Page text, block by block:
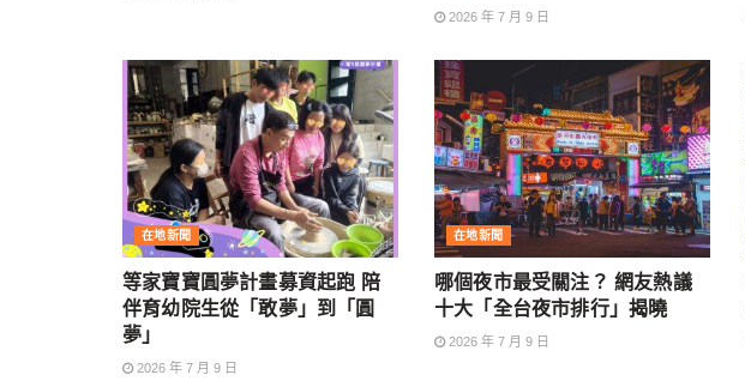
2026 年 7 月 9 日
在地新聞
等家寶寶圓夢計畫募資起跑 陪
伴育幼院生從「敢夢」到「圓
夢」
2026 年 7 月 9 日
在地新聞
哪個夜市最受關注？ 網友熱議
十大「全台夜市排行」揭曉
2026 年 7 月 9 日